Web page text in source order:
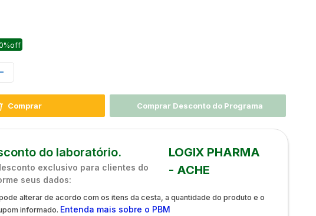
Comprar Comprar Desconto do Programa
do laboratório.
exclusivo para clientes do
seus dados:
LOGIX PHARMA
- ACHE
alterar de acordo com os itens da cesta, a quantidade do produto e o
informado. Entenda mais sobre o PBM